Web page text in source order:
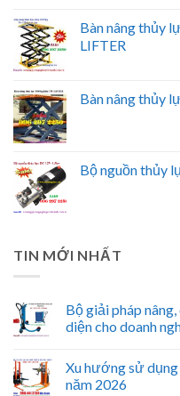
Bàn nâng thủy
LIFTER
Bàn nâng thủy
Bộ nguồn thủy
TIN MỚI NHẤT
Bộ giải pháp
diện cho doanh
Xu hướng sử
năm 2026